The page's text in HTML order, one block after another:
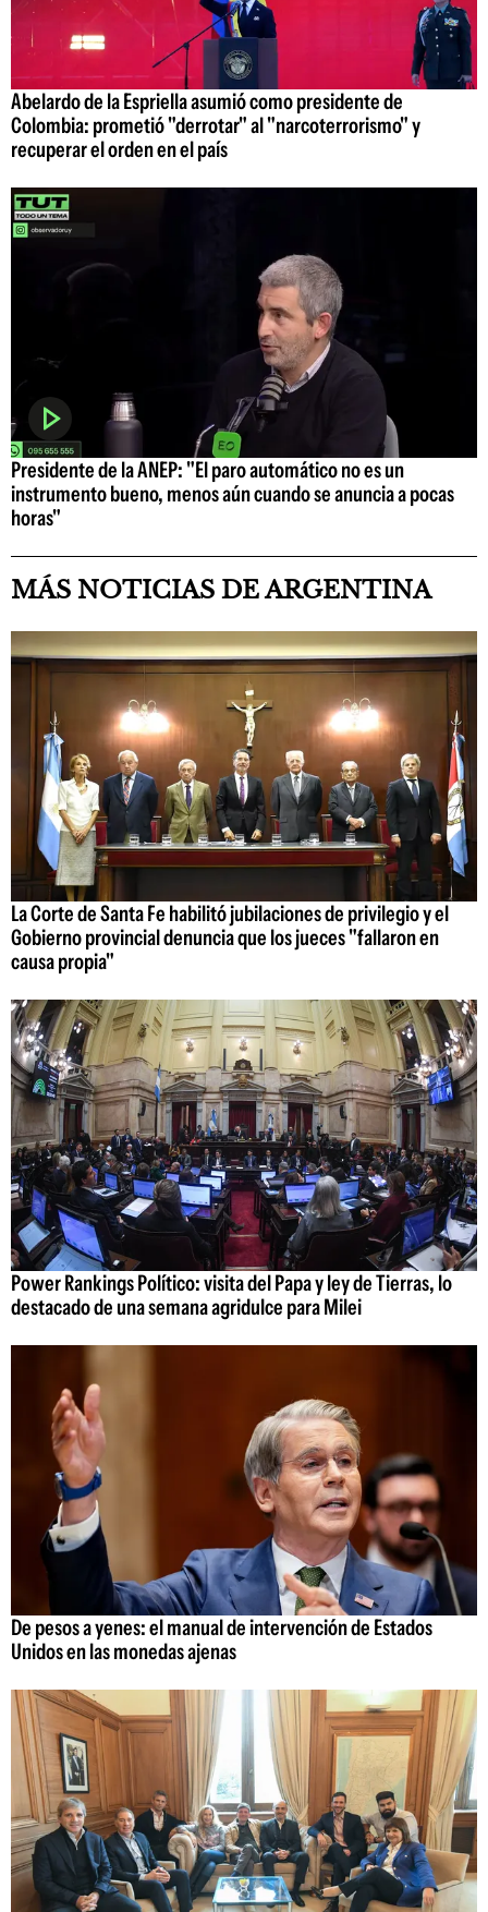
Abelardo de la Espriella asumió como presidente de
Colombia: prometió "derrotar" al "narcoterrorismo" y
recuperar el orden en el país
Presidente de la ANEP: "El paro automático no es un
instrumento bueno, menos aún cuando se anuncia a pocas
horas"
MÁS NOTICIAS DE ARGENTINA
La Corte de Santa Fe habilitó jubilaciones de privilegio y el
Gobierno provincial denuncia que los jueces "fallaron en
causa propia"
Power Rankings Político: visita del Papa y ley de Tierras, lo
destacado de una semana agridulce para Milei
De pesos a yenes: el manual de intervención de Estados
Unidos en las monedas ajenas